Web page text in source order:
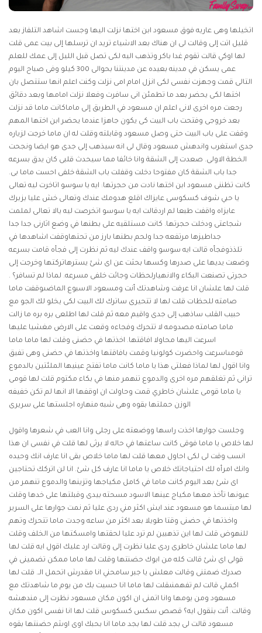
اتخيلها وهى عاريه فوق مسعود ابن اختها نزلت اليها وجست اشاهد التلفاز بعد
قليل اتت إلى وقالت لى ان هناك بعد الاشياء تريد ان ترسلها إلى بيت عمى قلت
لها اوكي قالت تقوم غدا باكر وتذهب اليه لكى تصل قبل الليل إلى عمك للعلم
عمى يسكن في مدينه بعيده عن مدينتنا بحوالى 300 كيلو وفى صباح اليوم
التالى قمت وجهزت نفسى لكى انزل امام امى نزلت وكنت اعلم انها ستتصل بان
اختها لكى يحضر بعد ما تطمئن انى سافرت وفعلا نزلت امامها وبعد دقائق
رجعت مره اخرى لانى اعلم ان مسعود في الطريق إلى ماماكانت ماما قد نزلت
بعد خروجى وفتحت باب البيت كى يكون جاهزا عندما يحضر ابن اختها المهم
وقفت على باب البيت حتى وصل مسعود وقابلته وقلت له ان ماما خرجت لزياره
جدى استغرب واندهش مسعود وقال لى انه سيذهب إلى جدى هو ايضا ونجحت
الخطة الاولى. صعدت إلى الشقة وانا خائفا مما سيحدث قلبى كان يدق بسرعه
جدا باب الشقة كان مفتوحا دخلت وقفلت باب الشقة خلفى احست ماما بى.
كانت تظننى مسعود ابن اختها نادت من حجرتها: ايه يا سوسو اتاخرت ليه تعالى
يا حبي شوف كسكوسى عايزاك اقلع هدومك عندك وتعالى خش عليا بزبرك
عايزاه واقفت طبعا لم اردقالت ايه يا سوسو اتخرصت ليه يالا تعالى لملمت
شجاعتى ودخلت حجرتها. كانت مستلقيه على بطنها في وضع اثارنى جدا جدا
جداطيزها مرتفعه جدا ولحم بطنها بارز من تحتهاوقفت اشاهدها في
تلذذوفجأه قالت ايه سوسو واقف عندك ليه ثم نظرت إلى فجأه قامت بسرعه
وضعت يديها على صدرها وكسها بحثت عن اى شئ يسترهاتركتها وخرجت إلى
حجرتى تصنعت البكاء والانهيارلحظات وجائت خلفى مسرعه. لماذا لم تسافر؟ .
قلت لها علشان انا عرفت وشاهدتك أنت ومسعود الاسبوع الماضىوقفت ماما
صامته للحظات قلت لها لا تتحيرى ساترك لك البيت لكى يخلو لك الجو مع
حبيب القلب ساذهب إلى جدى واقيم معه ثم قلت لها اطلعى بره بره ما زالت
ماما صامته مصدومه لا تتحرك وفجاءه وقعت على الارض مغشيا عليها
اسرعت اليها محاولا افاقتها. اخذتها في حضنى وقلت لها ماما ماما
قومىاسرعت واحضرت كولونيا وقمت بافاقتها واخذتها في حضنى وهى تفيق
وانا اقول لها لماذا فعلتى هذا يا ماما كانت ماما تفتح عينيها الملئتين بالدموع
ترانى ثم تغلقهم مره اخرى والدموع تنهمر منها في بكاء مكتوم قلت لها قومى
يا ماما قومى علشان خاطري قمت وحاولت ان اوقفها الا انها لم تكن خفيفه
الوزن حملتها بقوه وهى شبه منهاره اجلستها على سريرى
وجلست جوارها اخذت راسها ووضعته على رجلى وانا العب في شعرها واقول
لها خلاص يا ماما فوقى كانت ساعتها في حاله لا يرثى لها قلت في نفسى ان هذا
انسب وقت لى لكى احاول معها قلت لها ماما خلاص بقى انا عارف انك وحيده
وانك امرأه لك احتياجاتك خلاص يا ماما انا عارف كل شئ. انا لن اتركك تحتاجين
اى شئ بعد اليوم كانت ماما في كامل مكياجها وتزينها والدموع تنهمر من
عيونها تأخذ معها مكياج عينها الاسود مسحته بيدى وقبلتها على خدها وقلت
لها مبتسما هو مسعود عند ايش اكثر مني ردى عليا ثم نمت جوارها على السرير
واخذتها في حضنى وقتا طويلا بعد اكثر من ساعه وجدت ماما تتحرك وتهم
للنهوض قلت لها اين تذهبين لم ترد عليا لحقتها وامسكتها من الخلف وقلت
لها ماما علشان خاطرى ردى عليا نظرت إلى وقالت ارد عليك اقول ايه قلت لها
قولى اى شئ قالت كله من ابوك حضنتها وقلت لها ماما ممكن تضمينى في
صدرك ضمتنى وقالت معلش يا جبر سامحني انا مقدرش اتحمل الـ. قلت لها
اكملي قالت لم تفهمنىقلت لها ماما انا حسيت بك من يوم ما شاهدتك مع
مسعود ومن يومها وانا اتمنى ان اكون مكان مسعود نظرت إلى مندهشه
وقالت. أنت بتقول ايه؟ قصص سكس كسكوس قلت لها انا نفسى اكون مكان
مسعود قالت لى بجد قلت لها بجد ماما انا بحبك اوى اوىثم حضنتها بقوه